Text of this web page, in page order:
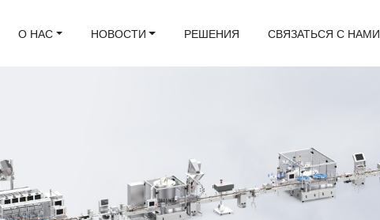
О НАС НОВОСТИ РЕШЕНИЯ СВЯЗАТЬСЯ С НАМИ